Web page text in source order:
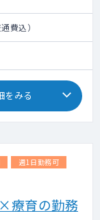
費込）
をみる
週1日勤務可
療育の勤務